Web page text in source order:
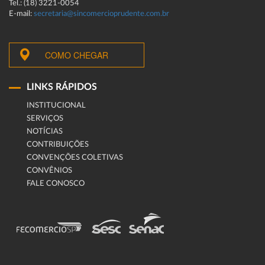
Tel.: (18) 3221-0054
E-mail: secretaria@sincomercioprudente.com.br
COMO CHEGAR
LINKS RÁPIDOS
INSTITUCIONAL
SERVIÇOS
NOTÍCIAS
CONTRIBUIÇÕES
CONVENÇÕES COLETIVAS
CONVÊNIOS
FALE CONOSCO